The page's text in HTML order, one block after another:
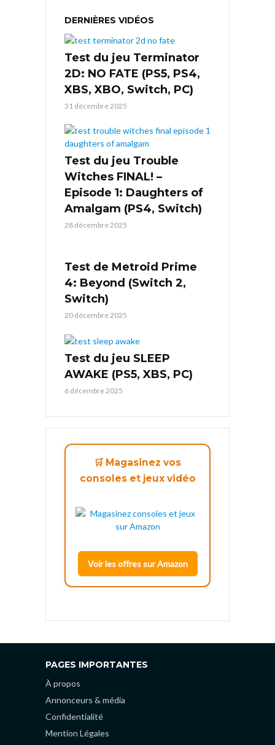
DERNIÈRES VIDÉOS
Test du jeu Terminator
2D: NO FATE (PS5, PS4,
XBS, XBO, Switch, PC)
31 décembre 2025
Test du jeu Trouble
Witches FINAL! –
Episode 1: Daughters of
Amalgam (PS4, Switch)
28 décembre 2025
Test de Metroid Prime
4: Beyond (Switch 2,
Switch)
20 décembre 2025
Test du jeu SLEEP
AWAKE (PS5, XBS, PC)
6 décembre 2025
🛒 Magasinez vos
consoles et jeux vidéo
Voir les offres sur Amazon
PAGES IMPORTANTES
À propos
Annonceurs & média
Confidentialité
Mention Légales